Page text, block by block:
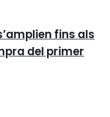
fins als
del primer